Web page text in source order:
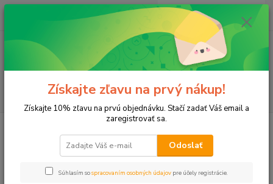
Menu
(Po-Pia, 8-17 hod.)
ks
za0 €
Príchytka RABOV 3/4" kov-guma 25-29
Príchytka RABOV 3/4" kov-guma
25-29
Získajte zľavu na prvý nákup!
Získajte 10% zľavu na prvú objednávku. Stačí zadať Váš email a
zaregistrovať sa.
Odoslať
Súhlasím sospracovaním osobných údajov pre účely registrácie.